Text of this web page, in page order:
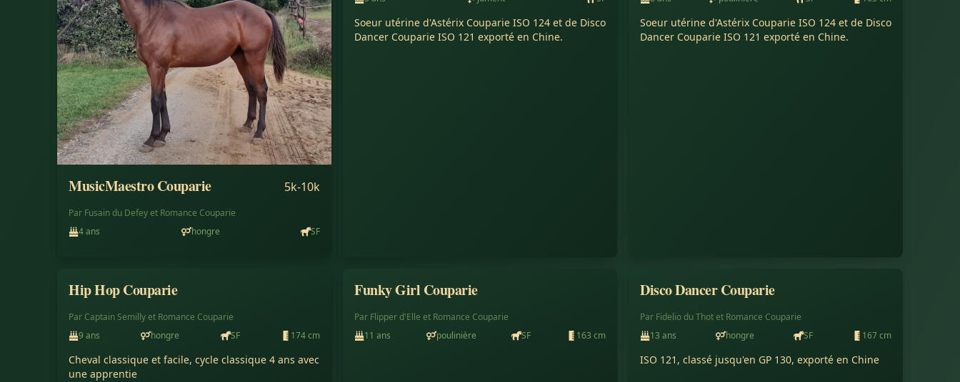
MusicMaestro Couparie 5k-10k
Par Fusain du Defeyet Romance Couparie
4ans hongre SF
Soeur utérine d'Astérix Couparie ISO 124 et de Disco
Dancer Couparie ISO 121 exporté en Chine.
Soeur utérine d'Astérix Couparie ISO 124 et de Disco
Dancer Couparie ISO 121 exporté en Chine.
Vendu
Hip Hop Couparie
Par Captain Semillyet Romance Couparie
9 ans hongre SF 174cm
Cheval classique et facile, cycle classique 4 ans avec
une apprentie
Vendu
Funky Girl Couparie
Par Flipper d'Elle et Romance Couparie
11 ans poulinière SF 163 cm
Vendu à l'export
Disco Dancer Couparie
Par Fidelio du Thotet Romance Couparie
13 ans hongre SF 167cm
ISO 121, classé jusqu'en GP 130, exporté en Chine